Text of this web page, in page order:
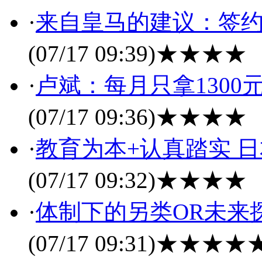
·来自皇马的建议：签
(07/17 09:39)★★★★
· 卢斌：每月只拿1300
(07/17 09:36)★★★★
·教育为本+认真踏实
(07/17 09:32)★★★★
·体制下的另类OR未来
(07/17 09:31)